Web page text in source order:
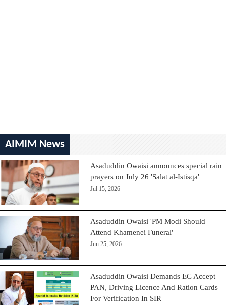
AIMIM News
Asaduddin Owaisi announces special rain
prayers on July 26 'Salat al-Istisqa'
Jul 15, 2026
Asaduddin Owaisi 'PM Modi Should
Attend Khamenei Funeral'
Jun 25, 2026
Asaduddin Owaisi Demands EC Accept
PAN, Driving Licence And Ration Cards
For Verification In SIR